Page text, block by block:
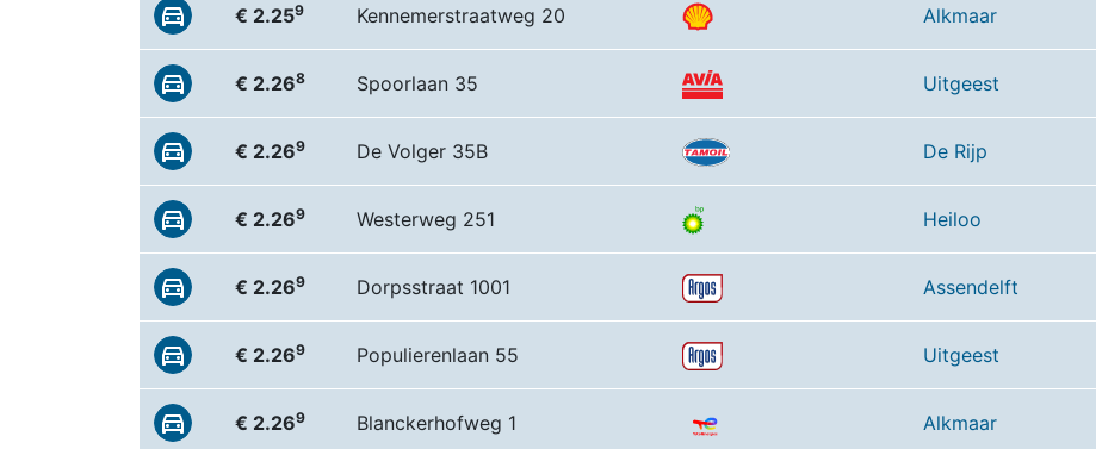
€ 2.259 Kennemerstraatweg 20 Alkmaar
€ 2.268 Spoorlaan 35 Uitgeest
€ 2.269 De Volger 35B De Rijp
€ 2.269 Westerweg 251 Heiloo
€ 2.269 Dorpsstraat 1001 Assendelft
€ 2.269 Populierenlaan 55 Uitgeest
€ 2.269 Blanckerhofweg 1 Alkmaar